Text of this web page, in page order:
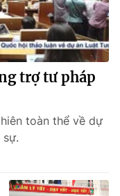
trợ tư pháp
toàn thể về dự